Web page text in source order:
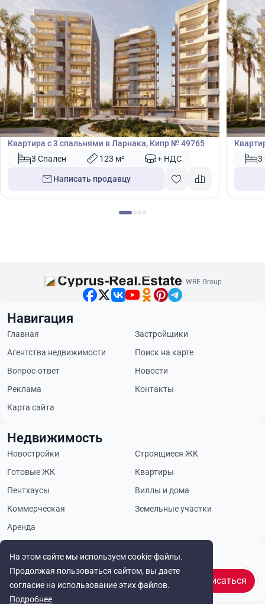
€657 000
Квартира
Квартира с 3 спальнями в Ларнака, Кипр № 49765
3 Спален
123 м² + НДС
Написать продавцу
€689
3
На этом сайте мы используем cookie-файлы.
Продолжая пользоваться сайтом, вы даете
согласие на использование этих файлов.
Подробнее
WRE Group
Будьте в курсе
Подписаться
Навигация
Главная
Застройщики
Агентства недвижимости
Поиск на карте
Вопрос-ответ
Новости
Реклама
Контакты
Карта сайта
Недвижимость
Новостройки
Строящиеся ЖК
Готовые ЖК
Квартиры
Пентхаусы
Виллы и дома
Коммерческая
Земельные участки
Аренда